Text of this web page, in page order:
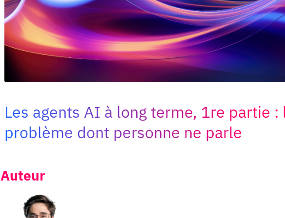
Les agents AI à long terme, 1re partie :
problème dont personne ne parle
Auteur